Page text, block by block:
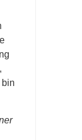
bin